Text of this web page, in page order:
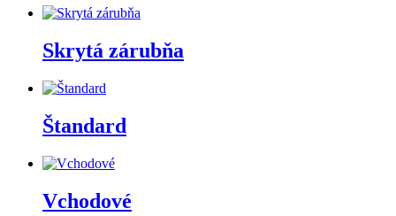
Skrytá zárubňa
Štandard
Vchodové